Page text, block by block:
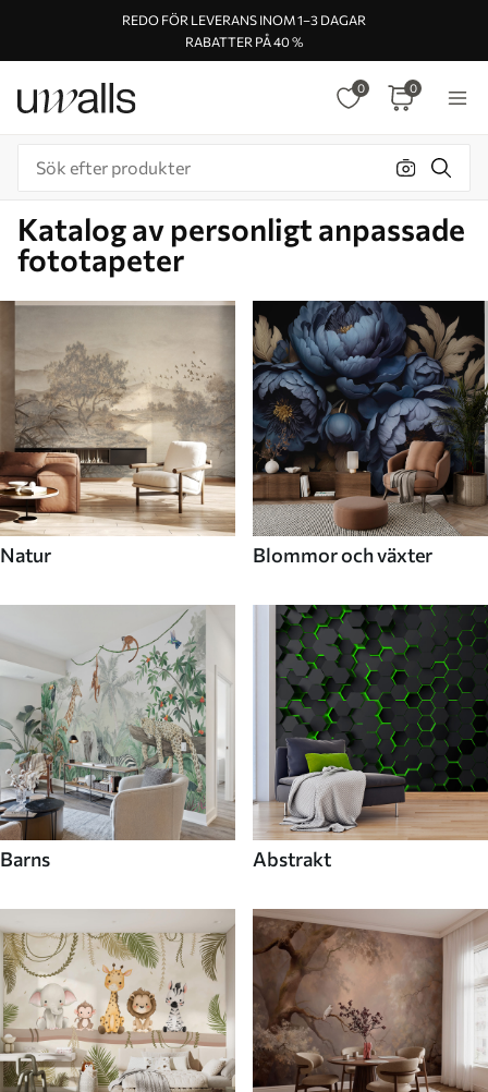
REDO FÖR LEVERANS INOM 1–3 DAGAR
RABATTER PÅ 40 %
0 0
Katalog av personligt anpassade
fototapeter
Natur Blommor och växter
Barns Abstrakt